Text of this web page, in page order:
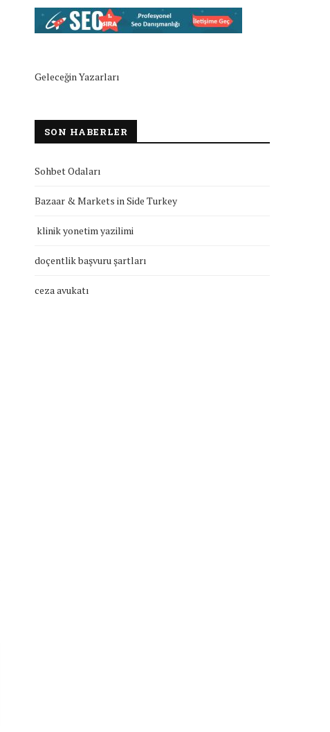
Geleceğin Yazarları
SON HABERLER
Sohbet Odaları
Bazaar & Markets in Side Turkey
klinik yonetim yazilimi
doçentlik başvuru şartları
ceza avukatı